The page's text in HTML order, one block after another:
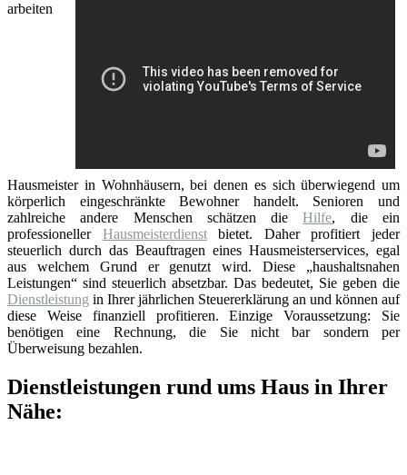
arbeiten
Hausmeister in Wohnhäusern, bei denen es sich überwiegend um
körperlich eingeschränkte Bewohner handelt. Senioren und
zahlreiche andere Menschen schätzen dieHilfe, die ein
professioneller Hausmeisterdienstbietet. Daher profitiert jeder
steuerlich durch das Beauftragen eines Hausmeisterservices, egal
aus welchem Grund er genutzt wird. Diese „haushaltsnahen
Leistungen“ sind steuerlich absetzbar. Das bedeutet, Sie geben die
Dienstleistung in Ihrer jährlichen Steuererklärung an und können auf
diese Weise finanziell profitieren. Einzige Voraussetzung: Sie
benötigen eine Rechnung, die Sie nicht bar sondern per
Überweisung bezahlen.
Dienstleistungen rund ums Haus in Ihrer
Nähe: